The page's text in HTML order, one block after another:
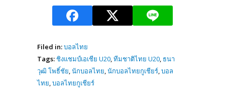
Filed in:บอลไทย
Tags:ชิงแชมป์เอเชีย U20,ทีมชาติไทย U20, ธนา
วุฒิ โพธิ์ชัย,นักบอลไทย,นักบอลไทยกูเชียร์,บอล
ไทย,บอลไทยกูเชียร์